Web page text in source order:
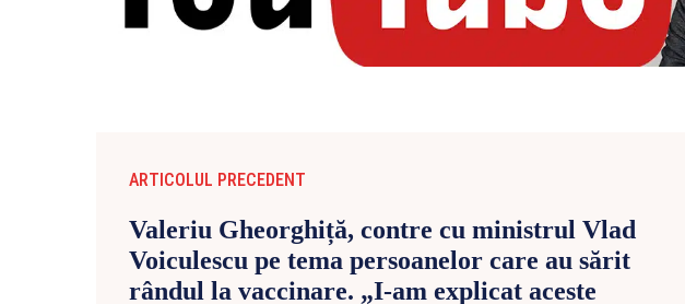
ARTICOLUL PRECEDENT
Valeriu Gheorghiță, contre cu ministrul Vlad
Voiculescu pe tema persoanelor care au sărit
rândul la vaccinare. „I-am explicat aceste